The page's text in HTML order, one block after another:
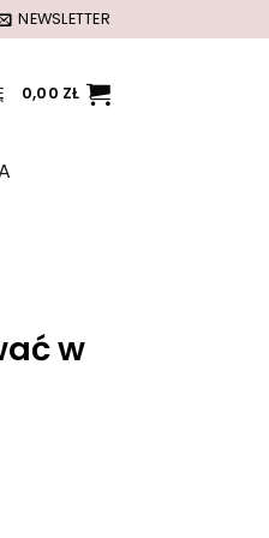
NEWSLETTER
0,00 ZŁ
w